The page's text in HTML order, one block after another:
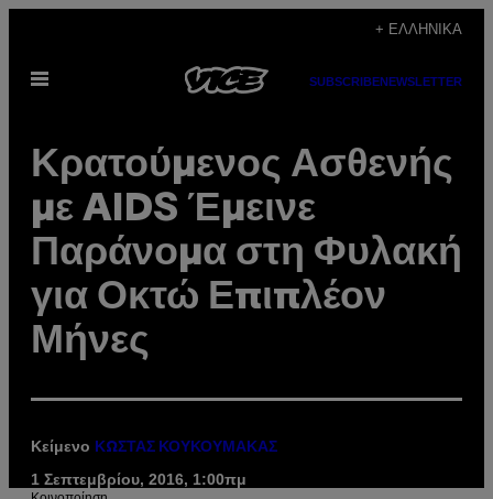
περιεχόμενο
+ ΕΛΛΗΝΙΚΆ
Ανοίξτε
SUBSCRIBENEWSLETTER
Κρατούμενος Ασθενής
με AIDS Έμεινε
Παράνομα στη Φυλακή
για Οκτώ Επιπλέον
Μήνες
Κείμενο ΚΩΣΤΑΣ ΚΟΥΚΟΥΜΑΚΑΣ
1 Σεπτεμβρίου, 2016, 1:00πμ